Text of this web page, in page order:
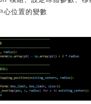
心位置的變數